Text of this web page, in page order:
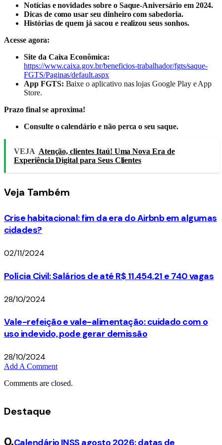
Notícias e novidades sobre o Saque-Aniversário em 2024.
Dicas de como usar seu dinheiro com sabedoria.
Histórias de quem já sacou e realizou seus sonhos.
Acesse agora:
Site da Caixa Econômica:
https://www.caixa.gov.br/beneficios-trabalhador/fgts/saque-
FGTS/Paginas/default.aspx
App FGTS: Baixe o aplicativo nas lojas Google Play e App
Store.
Prazo final se aproxima!
Consulte o calendário e não perca o seu saque.
VEJA Atenção, clientes Itaú! Uma Nova Era de
Experiência Digital para Seus Clientes
Veja Também
Crise habitacional: fim da era do Airbnb em algumas
cidades?
02/11/2024
Polícia Civil: Salários de até R$ 11.454,21 e 740 vagas
28/10/2024
Vale-refeição e vale-alimentação: cuidado com o
uso indevido, pode gerar demissão
28/10/2024
Add A Comment
Comments are closed.
Destaque